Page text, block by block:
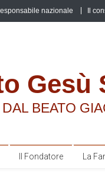
responsabile nazionale Il
Gesù
BEATO
Il Fondatore La